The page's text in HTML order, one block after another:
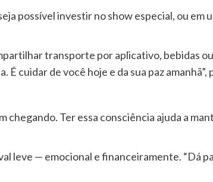
possível investir no show especial, ou em
transporte por aplicativo, bebidas
cuidar de você hoje e da sua paz amanhã”,
chegando. Ter essa consciência ajuda a
leve — emocional e financeiramente. “Dá